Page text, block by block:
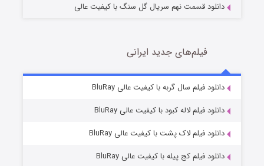
قسمت7 (زیرنویس) منتشر شد
دانلود قسمت نهم سریال گل سنگ با کیفیت عالی
فیلم‌های جدید ایرانی
دانلود فیلم سال گربه با کیفیت عالی BluRay
دانلود فیلم لاله کبود با کیفیت عالی BluRay
دانلود فیلم لاک پشت با کیفیت عالی BluRay
دانلود فیلم کج‌ پیله با کیفیت عالی BluRay